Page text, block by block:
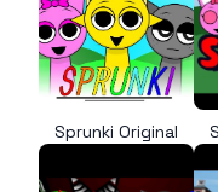
Sprunki Original